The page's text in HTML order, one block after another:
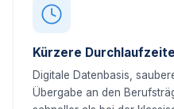
Kürzere
Digitale Datenbasis,
Übergabe an den